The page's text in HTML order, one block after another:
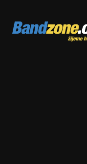
Bandzone.cz
žijeme hudbou